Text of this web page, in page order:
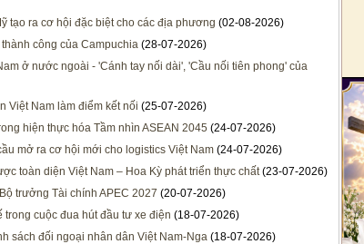
tạo ra cơ hội đặc biệt cho các địa phương (02-08-2026)
công của Campuchia (28-07-2026)
ở nước ngoài - 'Cánh tay nối dài', 'Cầu nối tiên phong' của
Việt Nam làm điểm kết nối (25-07-2026)
hiện thực hóa Tầm nhìn ASEAN 2045 (24-07-2026)
mở ra cơ hội mới cho logistics Việt Nam (24-07-2026)
toàn diện Việt Nam – Hoa Kỳ phát triển thực chất(23-07-2026)
trưởng Tài chính APEC 2027 (20-07-2026)
trong cuộc đua hút đầu tư xe điện (18-07-2026)
sách đối ngoại nhân dân Việt Nam-Nga (18-07-2026)